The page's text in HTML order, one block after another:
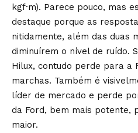
kgf·m). Parece pouco, mas
destaque porque as
nitidamente, além das duas
diminuírem o nível de ruído.
Hilux, contudo perde para a
marchas. Também é
líder de mercado e perde
da Ford, bem mais potente,
maior.